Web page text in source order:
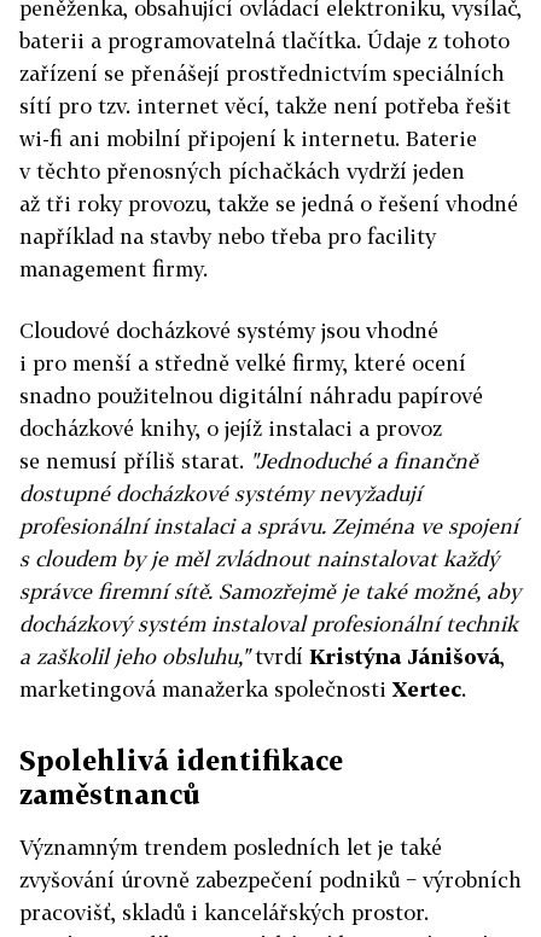
peněženka, obsahující ovládací elektroniku, vysílač,
baterii a programovatelná tlačítka. Údaje z tohoto
zařízení se přenášejí prostřednictvím speciálních
sítí pro tzv. internet věcí, takže není potřeba řešit
wi-fi ani mobilní připojení k internetu. Baterie
v těchto přenosných píchačkách vydrží jeden
až tři roky provozu, takže se jedná o řešení vhodné
například na stavby nebo třeba pro facility
management firmy.
Cloudové docházkové systémy jsou vhodné
i pro menší a středně velké firmy, které ocení
snadno použitelnou digitální náhradu papírové
docházkové knihy, o jejíž instalaci a provoz
se nemusí příliš starat. "Jednoduché a finančně
dostupné docházkové systémy nevyžadují
profesionální instalaci a správu. Zejména ve spojení
s cloudem by je měl zvládnout nainstalovat každý
správce firemní sítě. Samozřejmě je také možné, aby
docházkový systém instaloval profesionální technik
a zaškolil jeho obsluhu,"tvrdí Kristýna Jánišová,
marketingová manažerka společnosti Xertec.
Spolehlivá identifikace
zaměstnanců
Významným trendem posledních let je také
zvyšování úrovně zabezpečení podniků − výrobních
pracovišť, skladů i kancelářských prostor.